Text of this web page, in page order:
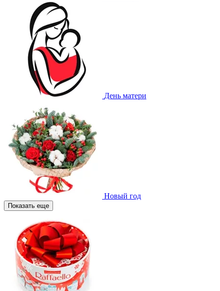
День матери
Новый год
Показать еще